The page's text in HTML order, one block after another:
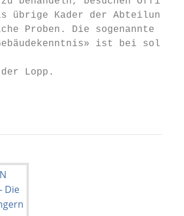
übrige Kader der Abteilun-
Proben. Die sogenannte
ist bei
Lopp.